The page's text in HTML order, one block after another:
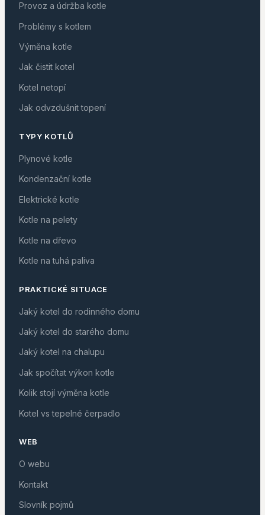
Provoz a údržba kotle
Problémy s kotlem
Výměna kotle
Jak čistit kotel
Kotel netopí
Jak odvzdušnit topení
TYPY KOTLŮ
Plynové kotle
Kondenzační kotle
Elektrické kotle
Kotle na pelety
Kotle na dřevo
Kotle na tuhá paliva
PRAKTICKÉ SITUACE
Jaký kotel do rodinného domu
Jaký kotel do starého domu
Jaký kotel na chalupu
Jak spočítat výkon kotle
Kolik stojí výměna kotle
Kotel vs tepelné čerpadlo
WEB
O webu
Kontakt
Slovník pojmů